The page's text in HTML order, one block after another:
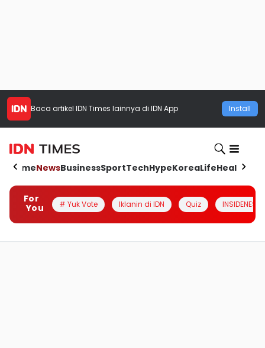
Baca artikel IDN Times lainnya di IDN App Install
HomeNewsBusinessSportTechHypeKoreaLifeHealth
For
You
# Yuk Vote Iklanin di IDN Quiz INSIDENESIA